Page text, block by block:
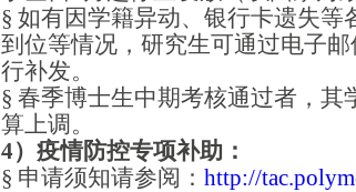
§ 如有因学籍异动、银行卡遗失等
到位等情况，研究生可通过电子
行补发。
§ 春季博士生中期考核通过者，其
算上调。
4）疫情防控专项补助：
§ 申请须知请参阅： http://